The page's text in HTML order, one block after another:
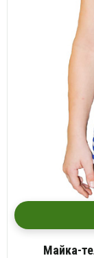
Майка-